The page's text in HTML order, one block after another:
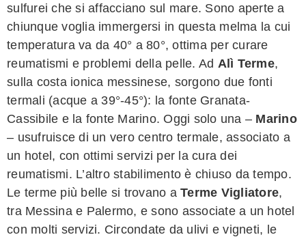
sulfurei che si affacciano sul mare. Sono aperte a
chiunque voglia immergersi in questa melma la cui
temperatura va da 40° a 80°, ottima per curare
reumatismi e problemi della pelle. Ad Alì Terme,
sulla costa ionica messinese, sorgono due fonti
termali (acque a 39°-45°): la fonte Granata-
Cassibile e la fonte Marino. Oggi solo una – Marino
– usufruisce di un vero centro termale, associato a
un hotel, con ottimi servizi per la cura dei
reumatismi. L’altro stabilimento è chiuso da tempo.
Le terme più belle si trovano a Terme Vigliatore,
tra Messina e Palermo, e sono associate a un hotel
con molti servizi. Circondate da ulivi e vigneti, le